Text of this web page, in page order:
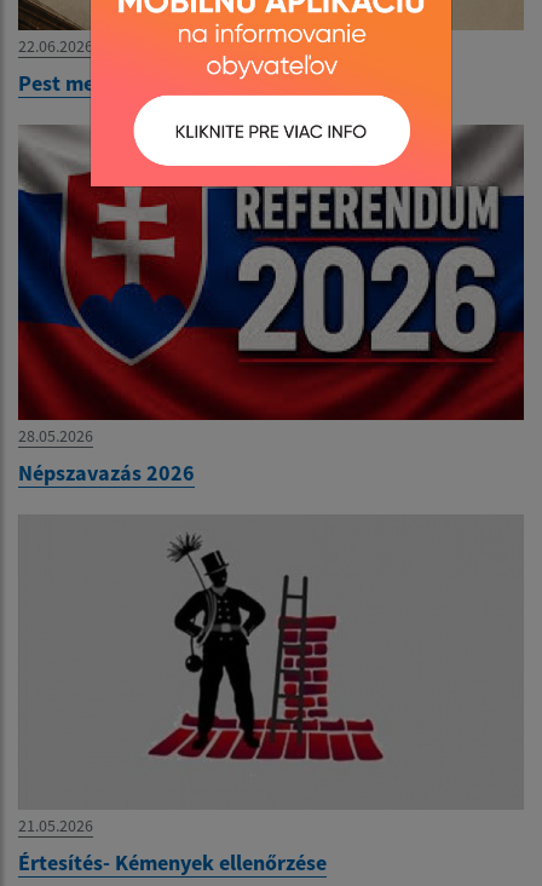
22.06.2026
Pest megér egy estet
28.05.2026
Népszavazás 2026
21.05.2026
Értesítés- Kémenyek ellenőrzése